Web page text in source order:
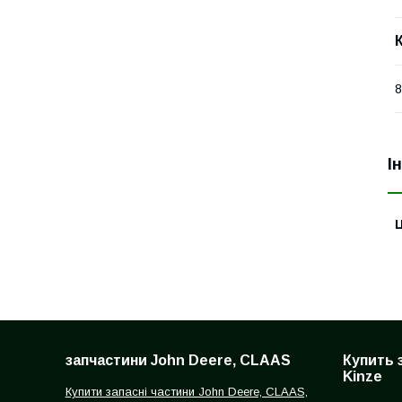
запчастини John Deere, CLAAS
Купити запасні частини John Deere, CLAAS,
Купить
Kinze